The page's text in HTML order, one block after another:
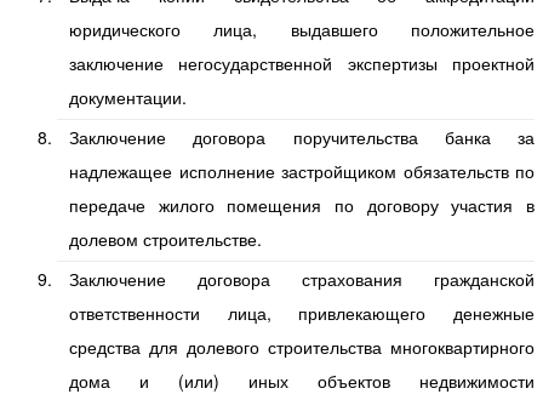
юридического лица, выдавшего положительное
заключение негосударственной экспертизы проектной
документации.
Заключение договора поручительства банка за
надлежащее исполнение застройщиком обязательств по
передаче жилого помещения по договору участия в
долевом строительстве.
Заключение договора страхования гражданской
ответственности лица, привлекающего денежные
средства для долевого строительства многоквартирного
дома и (или) иных объектов недвижимости